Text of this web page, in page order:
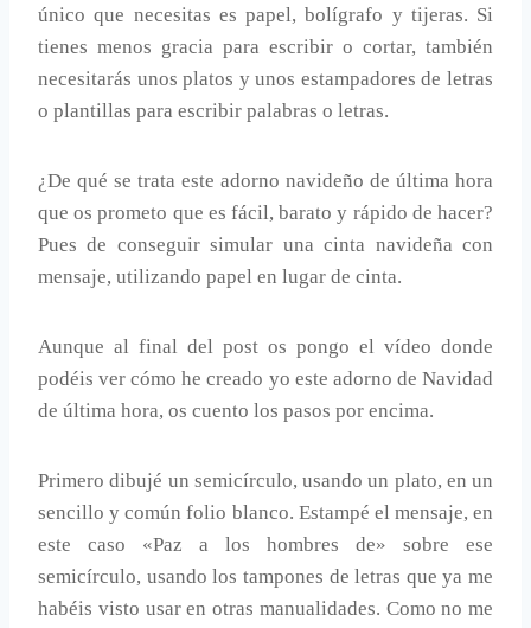
único que necesitas es papel, bolígrafo y tijeras. Si
tienes menos gracia para escribir o cortar, también
necesitarás unos platos y unos estampadores de letras
o plantillas para escribir palabras o letras.
¿De qué se trata este adorno navideño de última hora
que os prometo que es fácil, barato y rápido de hacer?
Pues de conseguir simular una cinta navideña con
mensaje, utilizando papel en lugar de cinta.
Aunque al final del post os pongo el vídeo donde
podéis ver cómo he creado yo este adorno de Navidad
de última hora, os cuento los pasos por encima.
Primero dibujé un semicírculo, usando un plato, en un
sencillo y común folio blanco. Estampé el mensaje, en
este caso «Paz a los hombres de» sobre ese
semicírculo, usando los tampones de letras que ya me
habéis visto usar en otras manualidades. Como no me